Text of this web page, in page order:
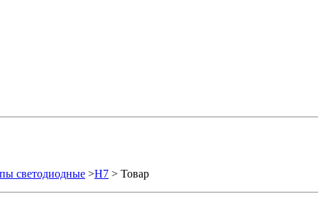
светодиодные >H7 > Товар